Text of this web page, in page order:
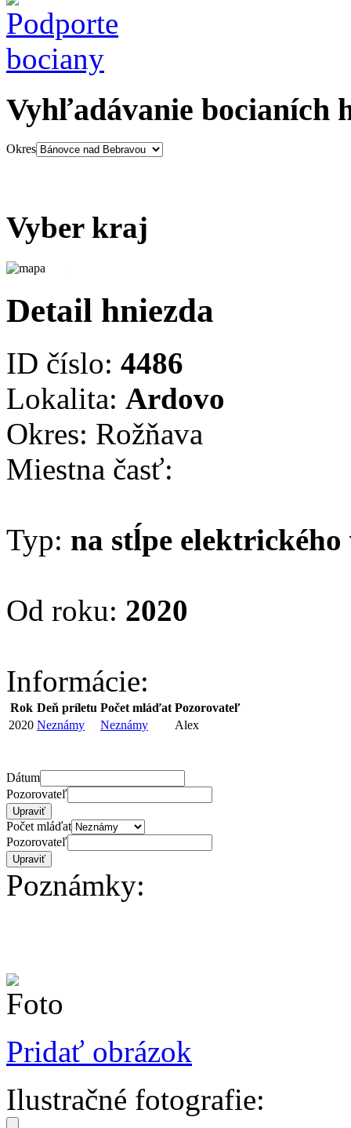
Vyhľadávanie bocianích
Okres
Vyber kraj
Detail hniezda
ID číslo: 4486
Lokalita: Ardovo
Okres: Rožňava
Miestna časť:
Typ: na stĺpe elektrického
Od roku: 2020
Informácie:
Rok Deň príletu Počet mláďat Pozorovateľ
2020 Neznámy Neznámy Alex
Dátum
Pozorovateľ
Počet mláďat
Pozorovateľ
Poznámky:
Pridať obrázok
Ilustračné fotografie: